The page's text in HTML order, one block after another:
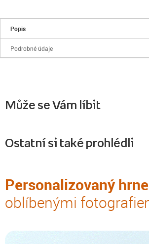
Popis
Podrobné údaje
Může se Vám líbit
Ostatní si také prohlédli
Personalizovaný
oblíbenými